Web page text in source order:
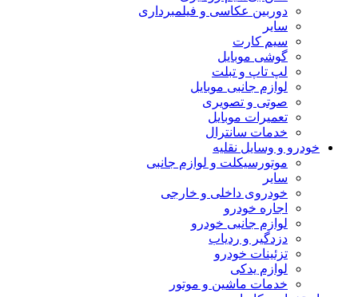
دوربین عکاسی و فیلمبرداری
سایر
سیم کارت
گوشی موبایل
لپ تاپ و تبلت
لوازم جانبی موبایل
صوتی و تصویری
تعمیرات موبایل
خدمات سانترال
خودرو و وسایل نقلیه
موتورسیکلت و لوازم جانبی
سایر
خودروی داخلی و خارجی
اجاره خودرو
لوازم جانبی خودرو
دزدگیر و ردیاب
تزئینات خودرو
لوازم یدکی
خدمات ماشین و موتور